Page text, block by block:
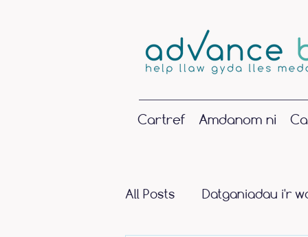
Cartref Amdanom ni
All Posts Datganiadau i'r